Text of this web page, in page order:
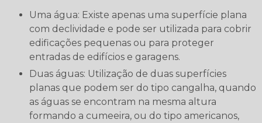
Uma água: Existe apenas uma superfície plana
com declividade e pode ser utilizada para cobrir
edificações pequenas ou para proteger
entradas de edifícios e garagens.
Duas águas: Utilização de duas superfícies
planas que podem ser do tipo cangalha, quando
as águas se encontram na mesma altura
formando a cumeeira, ou do tipo americanos,